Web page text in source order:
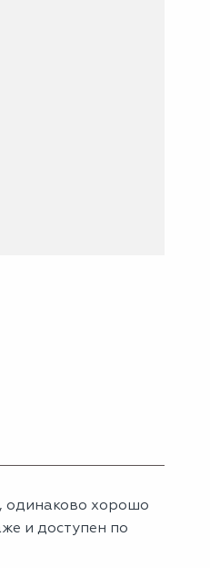
одинаково хорошо
и доступен по